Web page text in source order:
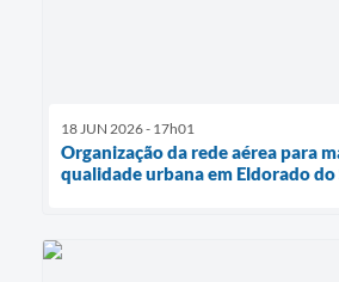
18 JUN 2026 - 17h01
Organização da rede aérea para
qualidade urbana em Eldorado do